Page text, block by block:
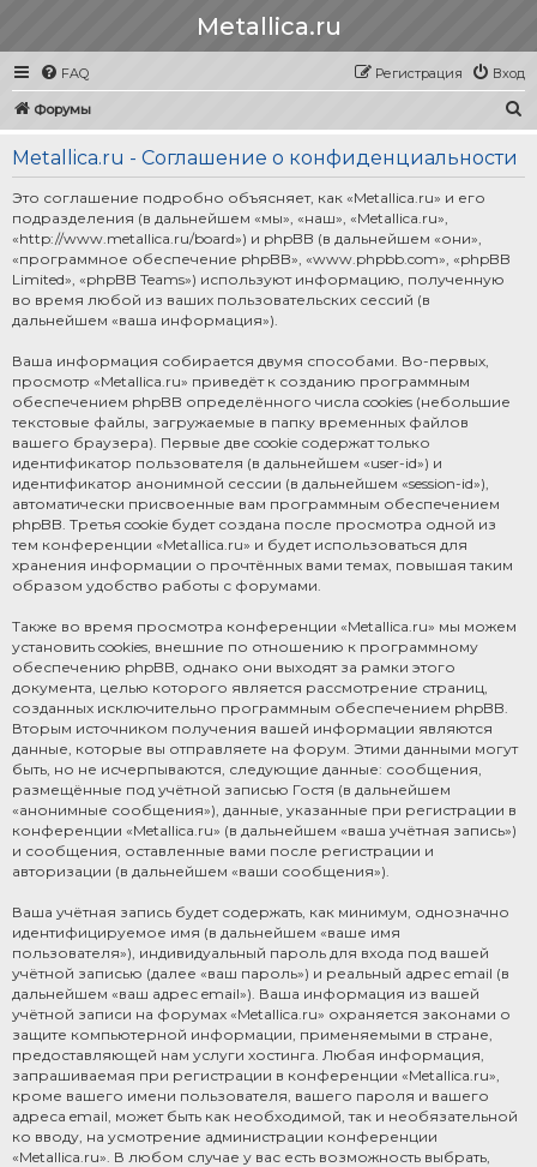
Metallica.ru
FAQ Вход
Регистрация
Форумы
Metallica.ru - Соглашение о конфиденциальности
Это соглашение подробно объясняет, как «Metallica.ru» и его
подразделения (в дальнейшем «мы», «наш», «Metallica.ru»,
«http://www.metallica.ru/board») и phpBB (в дальнейшем «они»,
«программное обеспечение phpBB», «www.phpbb.com», «phpBB
Limited», «phpBB Teams») используют информацию, полученную
во время любой из ваших пользовательских сессий (в
дальнейшем «ваша информация»).
Ваша информация собирается двумя способами. Во-первых,
просмотр «Metallica.ru» приведёт к созданию программным
обеспечением phpBB определённого числа cookies (небольшие
текстовые файлы, загружаемые в папку временных файлов
вашего браузера). Первые две cookie содержат только
идентификатор пользователя (в дальнейшем «user-id») и
идентификатор анонимной сессии (в дальнейшем «session-id»),
автоматически присвоенные вам программным обеспечением
phpBB. Третья cookie будет создана после просмотра одной из
тем конференции «Metallica.ru» и будет использоваться для
хранения информации о прочтённых вами темах, повышая таким
образом удобство работы с форумами.
Также во время просмотра конференции «Metallica.ru» мы можем
установить cookies, внешние по отношению к программному
обеспечению phpBB, однако они выходят за рамки этого
документа, целью которого является рассмотрение страниц,
созданных исключительно программным обеспечением phpBB.
Вторым источником получения вашей информации являются
данные, которые вы отправляете на форум. Этими данными могут
быть, но не исчерпываются, следующие данные: сообщения,
размещённые под учётной записью Гостя (в дальнейшем
«анонимные сообщения»), данные, указанные при регистрации в
конференции «Metallica.ru» (в дальнейшем «ваша учётная запись»)
и сообщения, оставленные вами после регистрации и
авторизации (в дальнейшем «ваши сообщения»).
Ваша учётная запись будет содержать, как минимум, однозначно
идентифицируемое имя (в дальнейшем «ваше имя
пользователя»), индивидуальный пароль для входа под вашей
учётной записью (далее «ваш пароль») и реальный адрес email (в
дальнейшем «ваш адрес email»). Ваша информация из вашей
учётной записи на форумах «Metallica.ru» охраняется законами о
защите компьютерной информации, применяемыми в стране,
предоставляющей нам услуги хостинга. Любая информация,
запрашиваемая при регистрации в конференции «Metallica.ru»,
кроме вашего имени пользователя, вашего пароля и вашего
адреса email, может быть как необходимой, так и необязательной
ко вводу, на усмотрение администрации конференции
«Metallica.ru». В любом случае у вас есть возможность выбрать,